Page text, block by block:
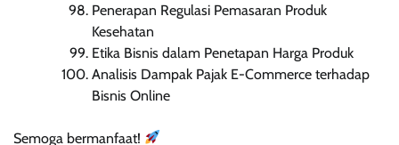
Penerapan Regulasi Pemasaran Produk
Kesehatan
Etika Bisnis dalam Penetapan Harga Produk
Analisis Dampak Pajak E-Commerce terhadap
Bisnis Online
Semoga bermanfaat!